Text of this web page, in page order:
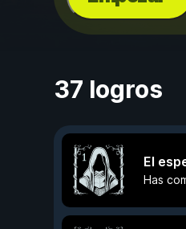
37 logros
El
Has